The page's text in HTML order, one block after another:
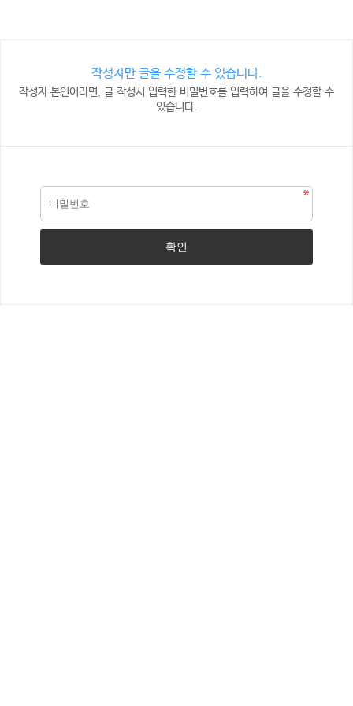
작성자만 글을 수정할 수 있습니다.
작성자 본인이라면, 글 작성시 입력한 비밀번호를 입력하여 글을 수정할 수
있습니다.